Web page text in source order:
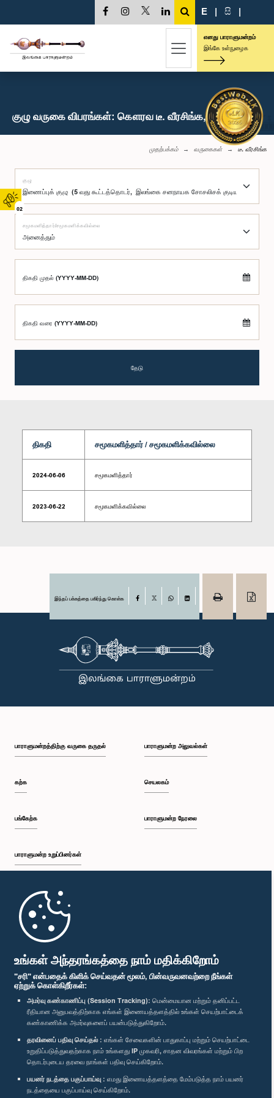
உங்கள் அந்தரங்கத்தை நாம் மதிக்கிறோம்
"சரி" என்பதைக் கிளிக் செய்வதன் மூலம், பின்வருவனவற்றை நீங்கள்
ஏற்றுக் கொள்கிறீர்கள்:
அமர்வு கண்காணிப்பு (Session Tracking): மென்மையான மற்றும் தனிப்பட்ட
ரீதியான அனுபவத்திற்காக எங்கள் இணையத்தளத்தில் உங்கள் செயற்பாட்டைக்
கண்காணிக்க அமர்வுகளைப் பயன்படுத்துகிறோம்.
தரவினைப் பதிவு செய்தல் : எங்கள் சேவைகளின் பாதுகாப்பு மற்றும் செயற்பாட்டை
உறுதிப்படுத்துவதற்காக நாம் உங்களது IP முகவரி, சாதன விவரங்கள் மற்றும் பிற
தொடர்புடைய தரவை நாங்கள் பதிவு செய்கிறோம்.
பயனர் நடத்தை பகுப்பாய்வு : எமது இணையத்தளத்தை மேம்படுத்த நாம் பயனர்
நடத்தையை பகுப்பாய்வு செய்கிறோம்.
02
E | සි |
எனது பாராளுமன்றம்
இங்கே உள்நுழைக
குழு வருகை விபரங்கள்: கௌரவ டீ. வீரசிங்க, பா.உ.
முதற்பக்கம் வருகைகள் டீ. வீரசிங்க
குழு
சமூகமளித்தார்/சமூகமளிக்கவில்லை
திகதி முதல் (YYYY-MM-DD)
திகதி வரை (YYYY-MM-DD)
தேடு
திகதி சமூகமளித்தார் / சமூகமளிக்கவில்லை
2024-06-06 சமூகமளித்தார்
2023-06-22 சமூகமளிக்கவில்லை
இந்தப் பக்கத்தை பகிர்ந்து கொள்க Facebook
பாராளுமன்றத்திற்கு வருகை தருதல்
கற்க
பங்கேற்க
பாராளுமன்ற உறுப்பினர்கள்
முதற்பக்கம்
பாராளுமன்ற அலுவல்கள்
செயலகம்
பாராளுமன்ற நேரலை
பாராளுமன்ற கையடக்க செயலி
எம்மை பின்தொடர்க :
விருதுகள்
தனியுரிமைக் கொள்கை